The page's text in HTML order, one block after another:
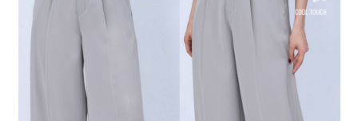
【注意事項】
1.本服務係由「台灣大哥大股份有限公司」（以下簡稱本公司）所提供，讓
用戶於交易時，得透過本服務購買商品或服務，並由商店將買賣／分期付款
買賣價金債權讓與本公司後，依約使用本公司帳單繳交帳款。
2.基於同意付款使用「大哥付你分期」之契約關係目的，商店將以您的個人
資料（包含姓名、電話或地址）提供予台灣大哥大進項蒐集、處理及利用，
由本公司與您本人進行分期帳單所需資料之確認、核對及更正。
3.完整用戶服務條款，請詳閱以下連結：
https://oppay.tw/userRule
ATM／網路銀行／等多元方式進行付款，方視為交易完成。
※ 請注意：結帳手續完成當下不需立刻繳費，但若您需要取消訂單，請聯絡
購買商品的店家。未經商家同意取消之訂單仍視為有效，需透過AFTEE先享
後付繳納相關費用。
※ 交易是否成功請以「AFTEE先享後付 」之結帳頁面顯示為準，若有關於
是否繳費成功／繳費後需取消欲退款等相關疑問，請聯繫「AFTEE先享後付
https://netprotections.freshdesk.com/support/home
每筆NT$80，滿NT$1,500(含以上)免運費
付款後 7-11取貨
每筆NT$80，滿NT$1,500(含以上)免運費
每筆NT$80，滿NT$1,500(含以上)免運費